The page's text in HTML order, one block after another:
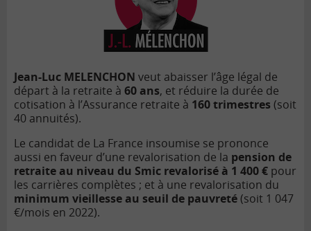
Jean-Luc MELENCHON veut abaisser l’âge légal de
départ à la retraite à 60 ans, et réduire la durée de
cotisation à l’Assurance retraite à 160 trimestres (soit
40 annuités).
Le candidat de La France insoumise se prononce
aussi en faveur d’une revalorisation de la pension de
retraite au niveau du Smic revalorisé à 1 400 € pour
les carrières complètes ; et à une revalorisation du
minimum vieillesse au seuil de pauvreté(soit 1 047
€/mois en 2022).